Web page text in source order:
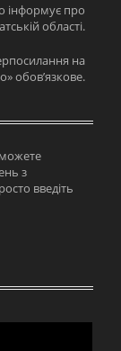
інформує про
області.
на
обов’язкове.
можете
з
введіть